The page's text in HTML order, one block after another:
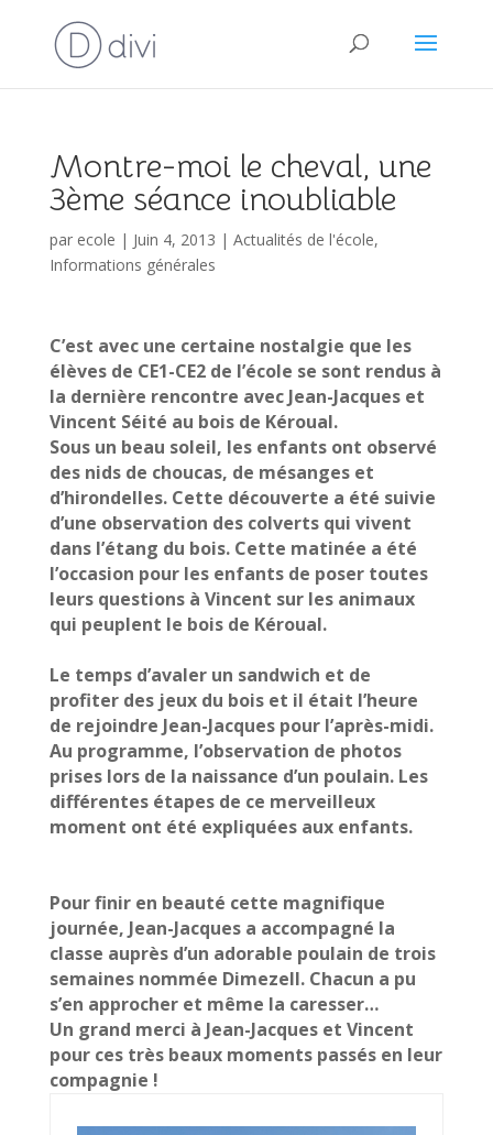
Montre-moi le cheval, une
3ème séance inoubliable
par ecole | Juin 4, 2013 | Actualités de l'école,
Informations générales
C’est avec une certaine nostalgie que les
élèves de CE1-CE2 de l’école se sont rendus à
la dernière rencontre avec Jean-Jacques et
Vincent Séité au bois de Kéroual.
Sous un beau soleil, les enfants ont observé
des nids de choucas, de mésanges et
d’hirondelles. Cette découverte a été suivie
d’une observation des colverts qui vivent
dans l’étang du bois. Cette matinée a été
l’occasion pour les enfants de poser toutes
leurs questions à Vincent sur les animaux
qui peuplent le bois de Kéroual.
Le temps d’avaler un sandwich et de
profiter des jeux du bois et il était l’heure
de rejoindre Jean-Jacques pour l’après-midi.
Au programme, l’observation de photos
prises lors de la naissance d’un poulain. Les
différentes étapes de ce merveilleux
moment ont été expliquées aux enfants.
Pour finir en beauté cette magnifique
journée, Jean-Jacques a accompagné la
classe auprès d’un adorable poulain de trois
semaines nommée Dimezell. Chacun a pu
s’en approcher et même la caresser…
Un grand merci à Jean-Jacques et Vincent
pour ces très beaux moments passés en leur
compagnie !